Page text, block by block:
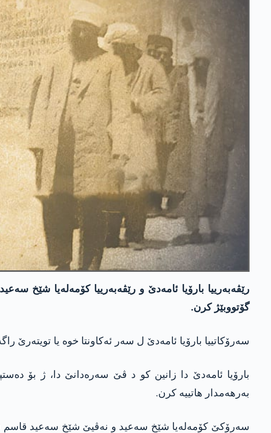
رێڤەبەرییا بارۆیا ئامەدێ و رێڤەبەرییا کۆمەلەیا شێخ
گۆتووبێژ کرن.
سەرۆکاتییا بارۆیا ئامەدێ ل سەر ئه‌كاونتا خوە یا تویتەرێ
بارۆیا ئامەدێ دا زانین کو د ڤێ سەره‌دانێ دا، ژ بۆ
بەرهەمدار هاتییە کرن.
سەرۆکێ کۆمەلەیا شێخ سه‌عید و نەڤیێ شێخ سه‌عید قاسم